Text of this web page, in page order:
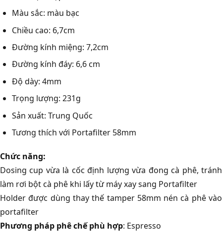
Màu sắc: màu bạc
Chiều cao: 6,7cm
Đường kính miệng: 7,2cm
Đường kính đáy: 6,6 cm
Độ dày: 4mm
Trọng lượng: 231g
Sản xuất: Trung Quốc
Tương thích với Portafilter 58mm
Chức năng:
Dosing cup vừa là cốc định lượng vừa đong cà phê, tránh
làm rơi bột cà phê khi lấy từ máy xay sang Portafilter
Holder được dùng thay thế tamper 58mm nén cà phê vào
portafilter
Phương pháp phê chế phù hợp: Espresso